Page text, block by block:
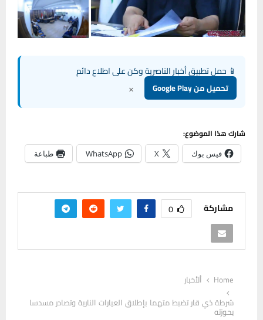
📱 حمل تطبيق أخبار الناصرية وكن على اطلاع دائم
تحميل من Google Play ×
شارك هذا الموضوع:
فيس بوك X
WhatsApp طباعة
مشاركة 0
Home
ألأخبار
شرطة ذي قار تضبط متهما بإطلاق العيارات النارية وتصادر مسدسا
بحوزته